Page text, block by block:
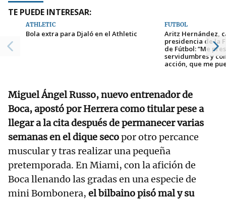
TE PUEDE INTERESAR:
ATHLETIC
Bola extra para Djaló en el Athletic
FÚTBOL
Aritz Hernández,
presidencia de la
de Fútbol: “Me
servidumbres y
acción, que me
Miguel Ángel Russo, nuevo entrenador de
Boca, apostó por Herrera como titular pese a
llegar a la cita después de permanecer varias
semanas en el dique secopor otro percance
muscular y tras realizar una pequeña
pretemporada. En Miami, con la afición de
Boca llenando las gradas en una especie de
mini Bombonera, el bilbaino pisó mal y su